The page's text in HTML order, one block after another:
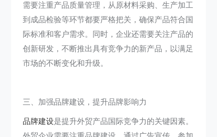
需要注重产品质量管理，从原材料采购、生产加工
到成品检验等环节都要严格把关，确保产品符合国
际标准和客户需求。同时，企业还需要关注产品的
创新研发，不断推出具有竞争力的新产品，以满足
市场的不断变化和升级。
三、加强品牌建设，提升品牌影响力
品牌建设是提升外贸产品国际竞争力的关键因素。